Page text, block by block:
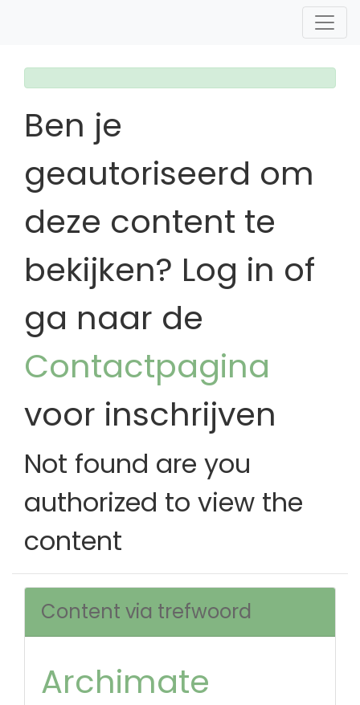
Ben je
geautoriseerd om
deze content te
bekijken? Log in of
ga naar de
Contactpagina
voor inschrijven
Not found are you
authorized to view the
content
Content via trefwoord
Archimate